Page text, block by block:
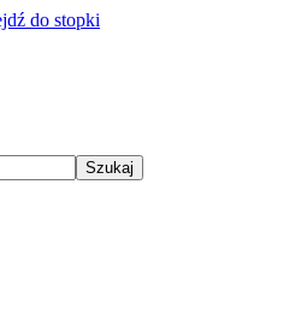
do stopki
Szukaj